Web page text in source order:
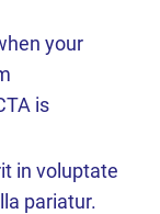
your
is
in voluptate
pariatur.